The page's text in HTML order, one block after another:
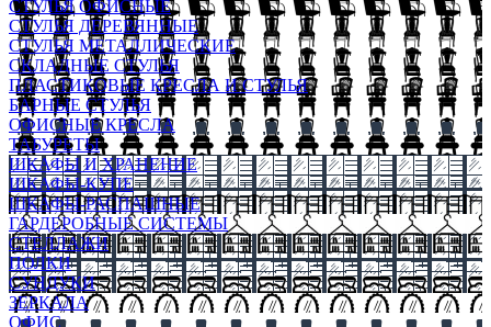
СТУЛЬЯ ОФИСНЫЕ
СТУЛЬЯ ДЕРЕВЯННЫЕ
СТУЛЬЯ МЕТАЛЛИЧЕСКИЕ
СКЛАДНЫЕ СТУЛЬЯ
ПЛАСТИКОВЫЕ КРЕСЛА И СТУЛЬЯ
БАРНЫЕ СТУЛЬЯ
ОФИСНЫЕ КРЕСЛА
ТАБУРЕТЫ
ШКАФЫ И ХРАНЕНИЕ
ШКАФЫ-КУПЕ
ШКАФЫ-РАСПАШНЫЕ
ГАРДЕРОБНЫЕ СИСТЕМЫ
СТЕЛЛАЖИ
ПОЛКИ
СУНДУКИ
ЗЕРКАЛА
ОФИС